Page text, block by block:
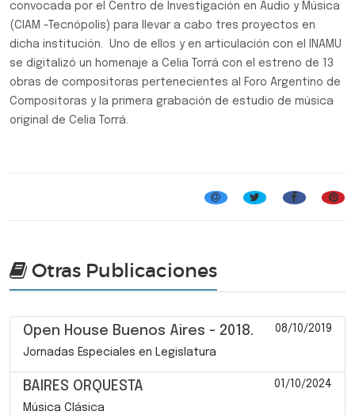
convocada por el Centro de Investigación en Audio y Música
(CIAM -Tecnópolis) para llevar a cabo tres proyectos en
dicha institución. Uno de ellos y en articulación con el INAMU
se digitalizó un homenaje a Celia Torrá con el estreno de 13
obras de compositoras pertenecientes al Foro Argentino de
Compositoras y la primera grabación de estudio de música
original de Celia Torrá.
Otras Publicaciones
Open House Buenos Aires - 2018. 08/10/2019
Jornadas Especiales en Legislatura
BAIRES ORQUESTA 01/10/2024
Música Clásica